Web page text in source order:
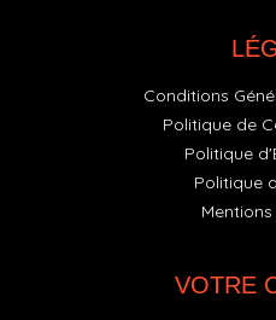
Conditions
Politique de
Politique
Politique
VOTRE